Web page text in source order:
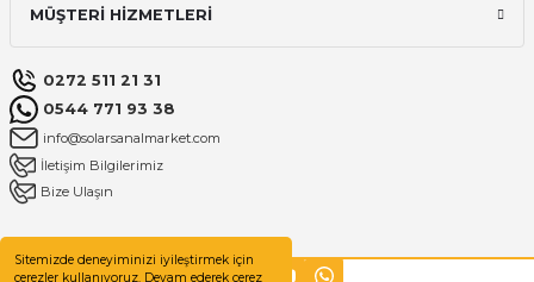
Sitemizde deneyiminizi iyileştirmek için
çerezler kullanıyoruz. Devam ederek çerez
MÜŞTERİ HİZMETLERİ
0272 511 21 31
0544 771 93 38
info@solarsanalmarket.com
İletişim Bilgilerimiz
Bize Ulaşın